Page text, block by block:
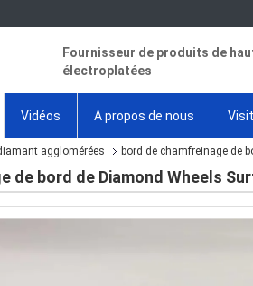
Fournisseur de produits de
électroplatées
Vidéos A propos de nous
agglomérées bord de chamfreinage de
de bord de Diamond Wheels